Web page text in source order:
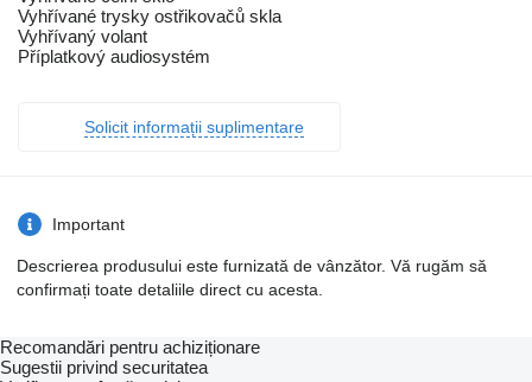
Vyhřívané trysky ostřikovačů skla
Vyhřívaný volant
Příplatkový audiosystém
Solicit informații suplimentare
Important
Descrierea produsului este furnizată de vânzător. Vă rugăm să
confirmați toate detaliile direct cu acesta.
Recomandări pentru achiziționare
Sugestii privind securitatea